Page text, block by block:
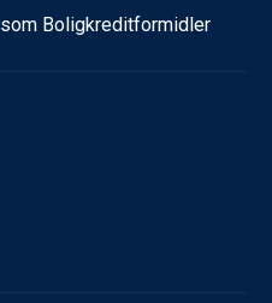
som Boligkreditformidler